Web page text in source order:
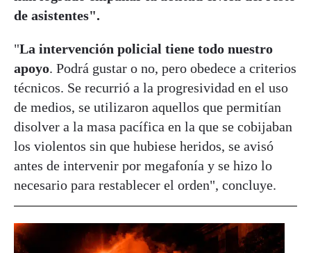
de asistentes".
"La intervención policial tiene todo nuestro
apoyo. Podrá gustar o no, pero obedece a criterios
técnicos. Se recurrió a la progresividad en el uso
de medios, se utilizaron aquellos que permitían
disolver a la masa pacífica en la que se cobijaban
los violentos sin que hubiese heridos, se avisó
antes de intervenir por megafonía y se hizo lo
necesario para restablecer el orden", concluye.